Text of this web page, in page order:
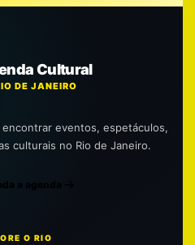
Cultural
DE JANEIRO
eventos, espetáculos,
culturais no Rio de Janeiro.
a agenda
O RIO